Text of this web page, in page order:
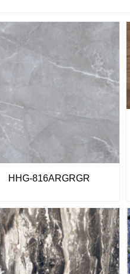
HHG-816ARGRGR
Gạch ốp lát giá rẻ tại
Ngãi